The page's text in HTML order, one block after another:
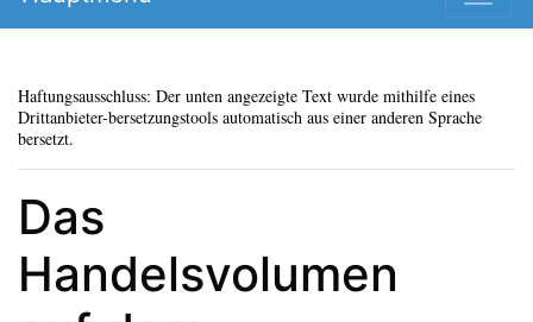
Haftungsausschluss: Der unten angezeigte Text wurde mithilfe eines
Drittanbieter-bersetzungstools automatisch aus einer anderen Sprache
bersetzt.
Das
Handelsvolumen